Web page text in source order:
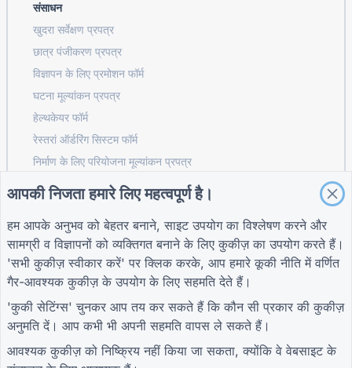
संसाधन
खुदरा सर्वेक्षण प्रपत्र
छात्र पंजीकरण प्रपत्र
विज्ञापन के लिए प्रमोशन फॉर्म
घटना मूल्यांकन प्रपत्र
हेल्थकेयर फॉर्म
रेस्तरां ऑर्डरिंग सिस्टम फॉर्म
निर्माण के लिए परियोजना मूल्यांकन प्रपत्र
रसद के लिए आपूर्तिकर्ता मूल्यांकन प्रपत्र
उपयोगिताओं के लिए सेवा अनुरोध प्रपत्र
ग्राहक सहभागिता फॉर्म
समुदाय में शामिल हों
सहायता केंद्र
ब्लॉग
TIGER FORM मार्गदर्शक
हमारे बारे में
हमसे संपर्क करें
शर्तें
गोपनीयता नीति
कुकी सेटिंग्स
आपकी निजता हमारे लिए महत्वपूर्ण है।
हम आपके अनुभव को बेहतर बनाने, साइट उपयोग का विश्लेषण करने और
सामग्री व विज्ञापनों को व्यक्तिगत बनाने के लिए कुकीज़ का उपयोग करते हैं।
'सभी कुकीज़ स्वीकार करें' पर क्लिक करके, आप हमारे कूकी नीतिमें वर्णित
गैर-आवश्यक कुकीज़ के उपयोग के लिए सहमति देते हैं।
'कुकी सेटिंग्स' चुनकर आप तय कर सकते हैं कि कौन सी प्रकार की कुकीज़
अनुमति दें। आप कभी भी अपनी सहमति वापस ले सकते हैं।
आवश्यक कुकीज़ को निष्क्रिय नहीं किया जा सकता, क्योंकि वे वेबसाइट के